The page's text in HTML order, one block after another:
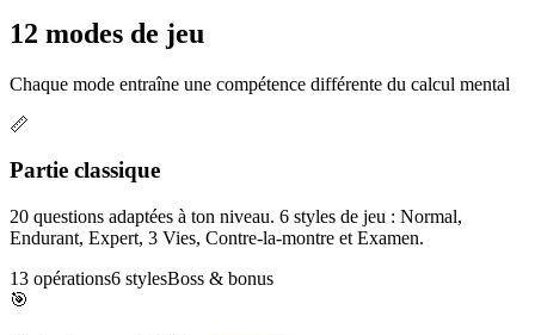
12 modes de jeu
Chaque mode entraîne une compétence différente du calcul mental
📏
Partie classique
20 questions adaptées à ton niveau. 6 styles de jeu : Normal,
Endurant, Expert, 3 Vies, Contre-la-montre et Examen.
13 opérations6 stylesBoss & bonus
🎯